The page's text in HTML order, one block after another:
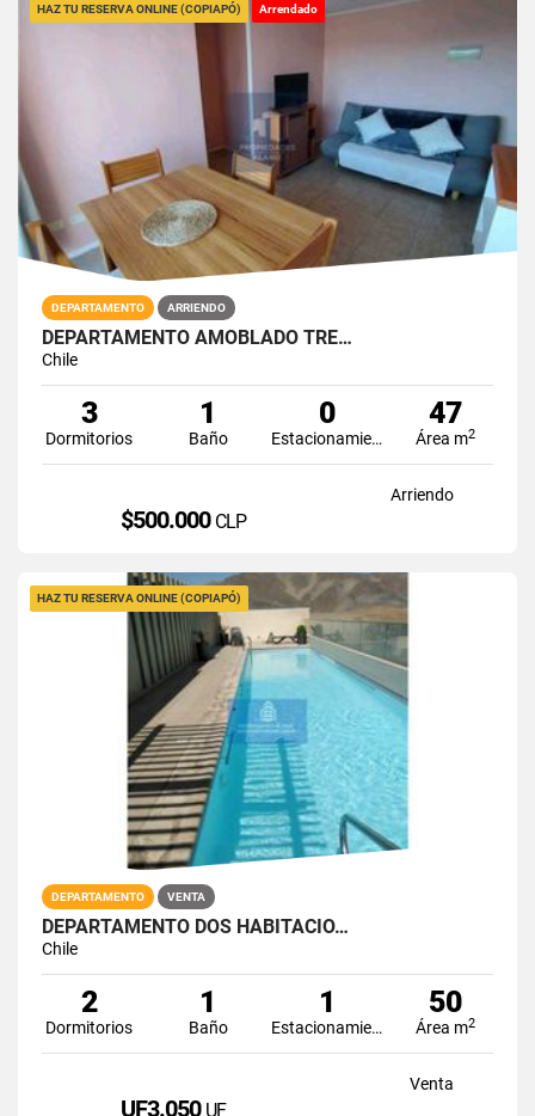
HAZ TU RESERVA ONLINE (COPIAPÓ) Arrendado
DEPARTAMENTO ARRIENDO
DEPARTAMENTO AMOBLADO TRE…
Chile
3
Dormitorios
1
Baño
0
Estacionamiento
47
Área m2
Arriendo
$500.000 CLP
HAZ TU RESERVA ONLINE (COPIAPÓ)
DEPARTAMENTO VENTA
DEPARTAMENTO DOS HABITACIO…
Chile
2
Dormitorios
1
Baño
1
Estacionamiento
50
Área m2
Venta
UF3.050 UF